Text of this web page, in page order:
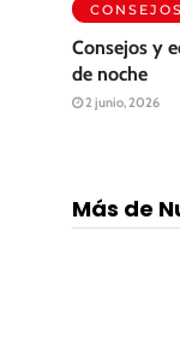
CONSEJOS
Consejos y
de noche
2 junio, 2026
Más de